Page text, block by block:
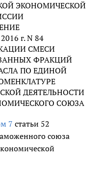
ЭКОНОМИЧЕСКОЙ
г. N 84
СМЕСИ
ФРАКЦИЙ
ПО ЕДИНОЙ
ДЕЯТЕЛЬНОСТИ
СОЮЗА
7 статьи 52
союза